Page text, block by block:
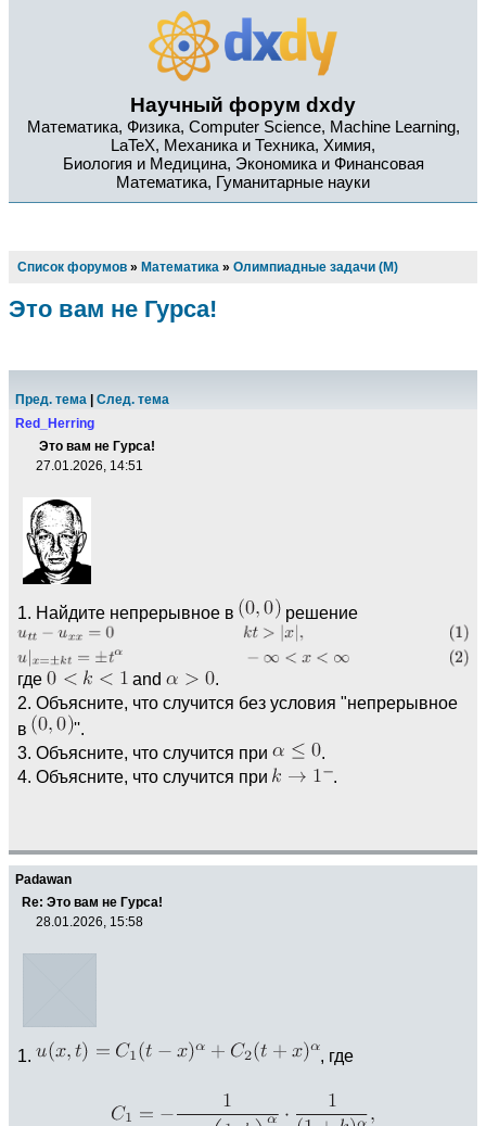
Научный форум dxdy
Математика, Физика, Computer Science, Machine Learning,
LaTeX, Механика и Техника, Химия,
Биология и Медицина, Экономика и Финансовая
Математика, Гуманитарные науки
Список форумов » Математика » Олимпиадные задачи (М)
Это вам не Гурса!
Пред. тема
След. тема
Red_Herring
Это вам не Гурса!
27.01.2026, 14:51
1. Найдите непрерывное в решение
где and
.
2. Объясните, что случится без условия "непрерывное
в
''.
3. Объясните, что случится при
.
4. Объясните, что случится при
.
Padawan
Re: Это вам не Гурса!
28.01.2026, 15:58
1. , где